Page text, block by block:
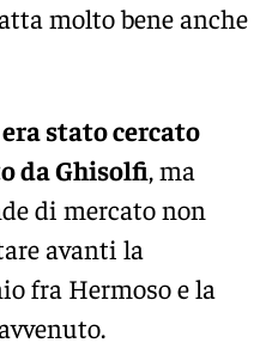
molto bene anche
stato cercato
da Ghisolfi, ma
di mercato non
avanti la
fra Hermoso e la